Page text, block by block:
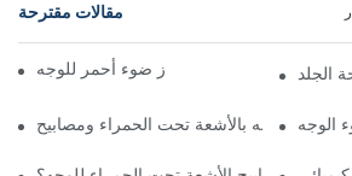
مقالات مقترحة
دليل اختيار أفضل جهاز ضوء أحمر للوجهالجلد